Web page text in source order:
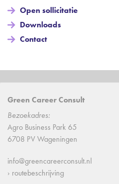
Open sollicitatie
Downloads
Contact
Green Career Consult
Bezoekadres:
Agro Business Park 65
6708 PV Wageningen
info@greencareerconsult.nl
› routebeschrijving